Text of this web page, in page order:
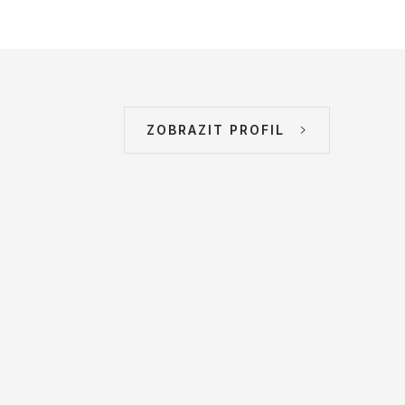
ZOBRAZIT PROFIL